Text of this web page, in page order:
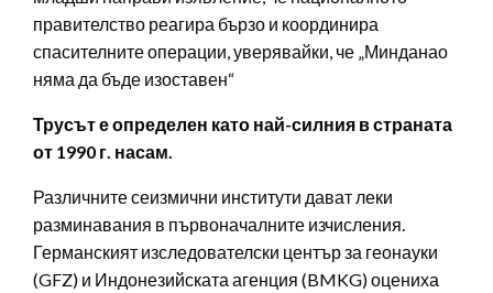
правителство реагира бързо и координира
спасителните операции, уверявайки, че „Минданао
няма да бъде изоставен“
Трусът е определен като най-силния в страната
от 1990 г. насам.
Различните сеизмични институти дават леки
разминавания в първоначалните изчисления.
Германският изследователски център за геонауки
(GFZ) и Индонезийската агенция (BMKG) оцениха